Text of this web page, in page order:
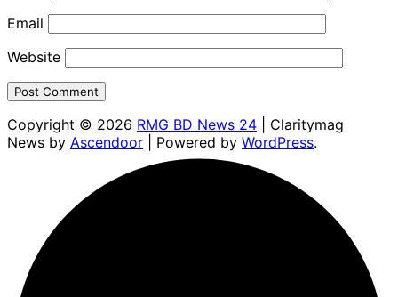
Email
Website
Copyright © 2026 RMG BD News 24 | Claritymag
News by Ascendoor | Powered by WordPress.